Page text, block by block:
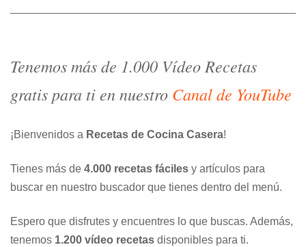
Tenemos más de 1.000 Vídeo Recetas
gratis para ti en nuestro Canal de YouTube
¡Bienvenidos a Recetas de Cocina Casera!
Tienes más de 4.000 recetas fáciles y artículos para
buscar en nuestro buscador que tienes dentro del menú.
Espero que disfrutes y encuentres lo que buscas. Además,
tenemos 1.200 vídeo recetas disponibles para ti.